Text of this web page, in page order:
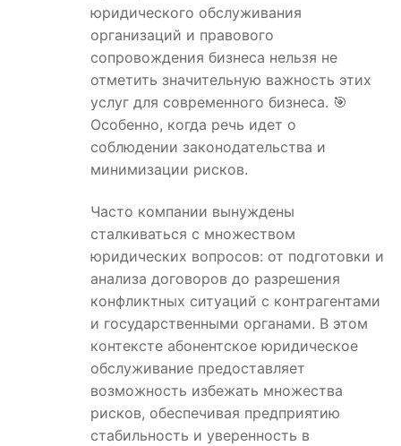
юридического обслуживания
организаций и правового
сопровождения бизнеса нельзя не
отметить значительную важность этих
услуг для современного бизнеса. 🎯
Особенно, когда речь идет о
соблюдении законодательства и
минимизации рисков.
Часто компании вынуждены
сталкиваться с множеством
юридических вопросов: от подготовки и
анализа договоров до разрешения
конфликтных ситуаций с контрагентами
и государственными органами. В этом
контексте абонентское юридическое
обслуживание предоставляет
возможность избежать множества
рисков, обеспечивая предприятию
стабильность и уверенность в